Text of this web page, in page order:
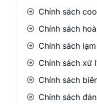
Chính sách
Chính sách
Chính sách
Chính sách xử
Chính sách
Chính sách